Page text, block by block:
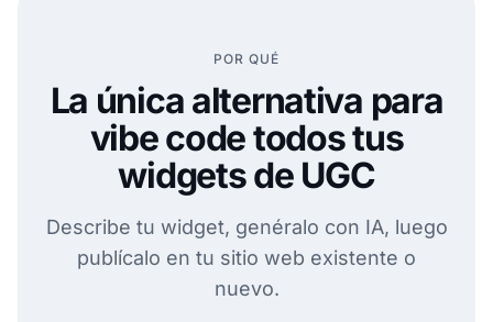
POR QUÉ
La única alternativa para
vibe code todos tus
widgets de UGC
Describe tu widget, genéralo con IA, luego
publícalo en tu sitio web existente o
nuevo.